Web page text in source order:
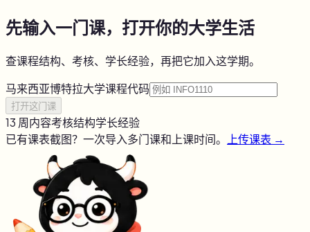
先输入一门课，打开你的大学生活
查课程结构、考核、学长经验，再把它加入这学期。
马来西亚博特拉大学课程代码
打开这门课
13 周内容考核结构学长经验
已有课表截图？一次导入多门课和上课时间。 上传课表 →